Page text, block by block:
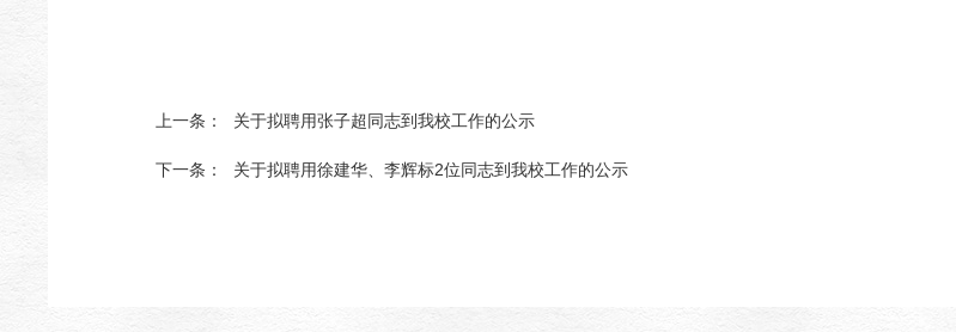
上一条： 关于拟聘用张子超同志到我校工作的公示
下一条： 关于拟聘用徐建华、李辉标2位同志到我校工作的公示